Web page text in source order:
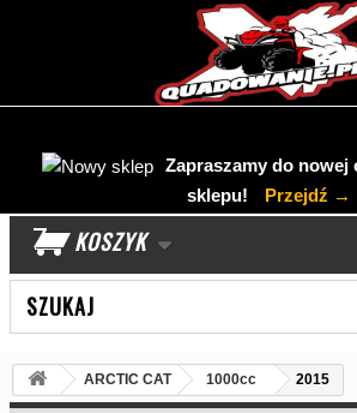
Zapraszamy do nowej
sklepu!
Przejdź →
KOSZYK
ARCTIC CAT 1000cc 2015